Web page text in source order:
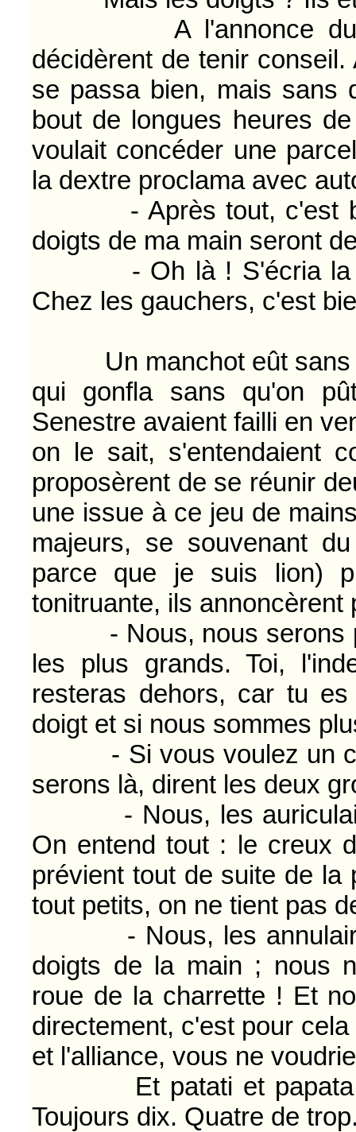
A l'annonce du trio
décidèrent de tenir
se passa bien, mais sans
bout de longues heures
voulait concéder une
la dextre proclama avec
- Après tout, c'est
doigts de ma main seront
- Oh là ! S'écria la
Chez les gauchers, c'est
Un manchot eût sans
qui gonfla sans qu'on
Senestre avaient failli en
on le sait, s'entendaient
proposèrent de se réunir
une issue à ce jeu de
majeurs, se souvenant
parce que je suis lion)
tonitruante, ils annoncèrent
- Nous, nous serons
les plus grands. Toi,
resteras dehors, car tu
doigt et si nous sommes
- Si vous voulez un
serons là, dirent les deux
- Nous, les
On entend tout : le creux
prévient tout de suite de
tout petits, on ne tient pas
- Nous, les
doigts de la main ; nous
roue de la charrette ! Et
directement, c'est pour
et l'alliance, vous ne
Et patati et papata...
Toujours dix. Quatre de